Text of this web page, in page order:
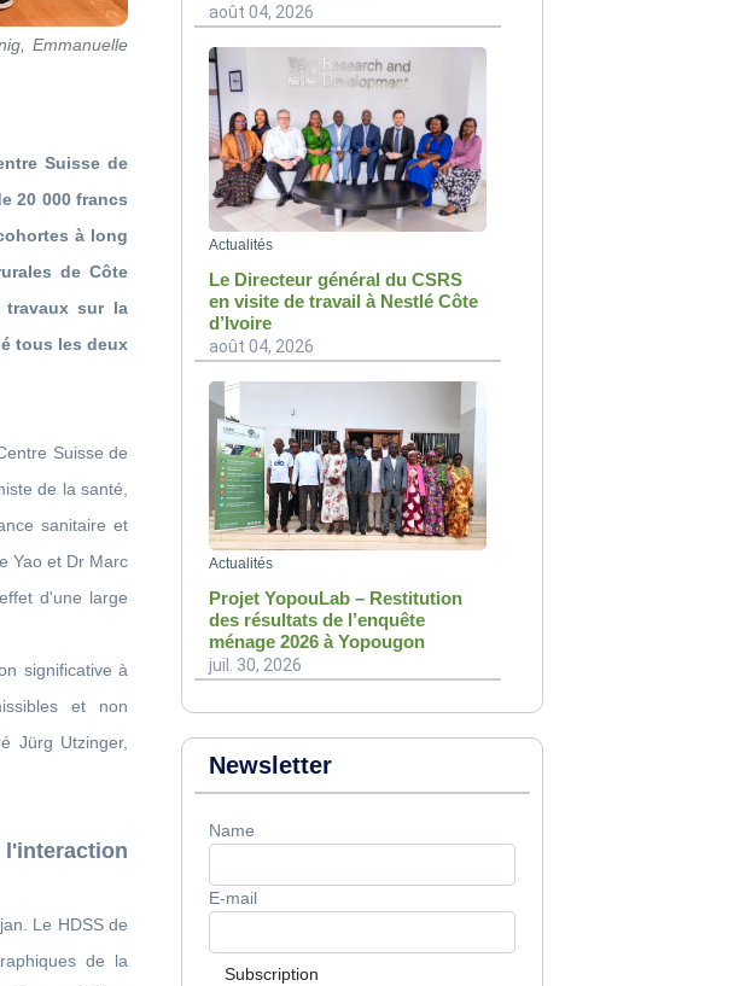
Emmanuelle
Suisse de
20 000 francs
à long
de Côte
travaux sur la
tous les deux
Suisse de
de la santé,
sanitaire et
Yao et Dr Marc
d'une large
significative à
et non
Jürg Utzinger,
l'interaction
Le HDSS de
de la
août 04, 2026
Actualités
Le Directeur général du CSRS
en visite de travail à Nestlé Côte
d’Ivoire
août 04, 2026
Actualités
Projet YopouLab – Restitution
des résultats de l’enquête
ménage 2026 à Yopougon
juil. 30, 2026
Newsletter
Name
E-mail
Subscription